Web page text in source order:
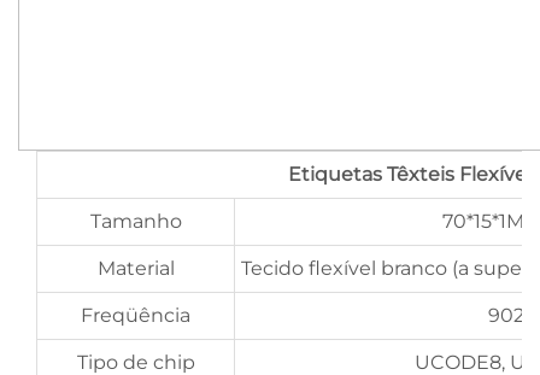
Etiquetas Têxteis
Tamanho
Material Tecido flexível branco (a
Freqüência 902-
Tipo de chip UCODE8,